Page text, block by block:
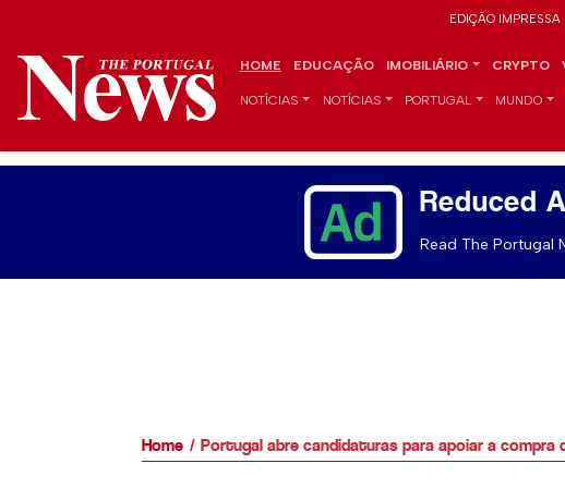
EDIÇÃO IMPRESSA
HOME EDUCAÇÃO IMOBILIÁRIO CRYPTO
NOTÍCIAS NOTÍCIAS PORTUGAL MUNDO
Reduced
Read The Portugal
Home Portugal abre candidaturas para apoiar a compra